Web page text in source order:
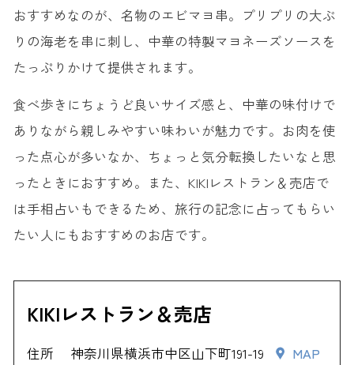
おすすめなのが、名物のエビマヨ串。プリプリの大ぶ
りの海老を串に刺し、中華の特製マヨネーズソースを
たっぷりかけて提供されます。
食べ歩きにちょうど良いサイズ感と、中華の味付けで
ありながら親しみやすい味わいが魅力です。お肉を使
った点心が多いなか、ちょっと気分転換したいなと思
ったときにおすすめ。また、KIKIレストラン＆売店で
は手相占いもできるため、旅行の記念に占ってもらい
たい人にもおすすめのお店です。
KIKIレストラン＆売店
住所 神奈川県横浜市中区山下町191-19
MAP